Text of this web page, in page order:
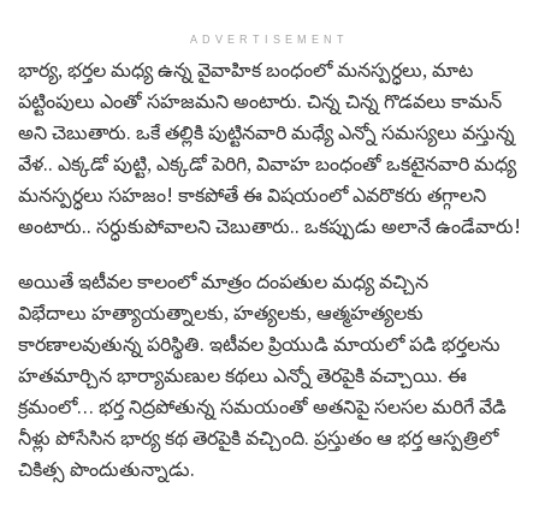
ADVERTISEMENT
భార్య, భర్తల మధ్య ఉన్న వైవాహిక బంధంలో మనస్పర్ధలు, మాట
పట్టింపులు ఎంతో సహజమని అంటారు. చిన్న చిన్న గొడవలు కామన్
అని చెబుతారు. ఒకే తల్లికి పుట్టినవారి మధ్యే ఎన్నో సమస్యలు వస్తున్న
వేళ.. ఎక్కడో పుట్టి, ఎక్కడో పెరిగి, వివాహ బంధంతో ఒకటైనవారి మధ్య
మనస్పర్ధలు సహజం! కాకపోతే ఈ విషయంలో ఎవరొకరు తగ్గాలని
అంటారు.. సర్ధుకుపోవాలని చెబుతారు.. ఒకప్పుడు అలానే ఉండేవారు!
అయితే ఇటీవల కాలంలో మాత్రం దంపతుల మధ్య వచ్చిన
విభేదాలు హత్యాయత్నాలకు, హత్యలకు, ఆత్మహత్యలకు
కారణాలవుతున్న పరిస్థితి. ఇటీవల ప్రియుడి మాయలో పడి భర్తలను
హతమార్చిన భార్యామణుల కథలు ఎన్నో తెరపైకి వచ్చాయి. ఈ
క్రమంలో… భర్త నిద్రపోతున్న సమయంతో అతనిపై సలసల మరిగే వేడి
నీళ్లు పోసేసిన భార్య కథ తెరపైకి వచ్చింది. ప్రస్తుతం ఆ భర్త ఆస్పత్రిలో
చికిత్స పొందుతున్నాడు.